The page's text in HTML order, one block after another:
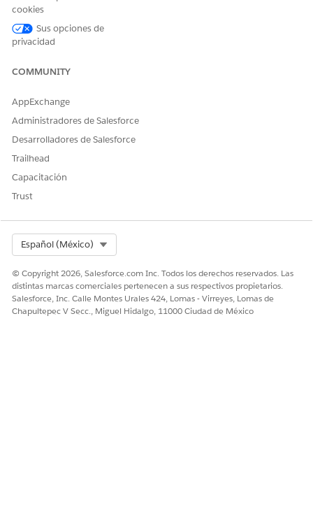
cookies
Sus opciones de
privacidad
COMMUNITY
AppExchange
Administradores de Salesforce
Desarrolladores de Salesforce
Trailhead
Capacitación
Trust
Español (México)
© Copyright 2026, Salesforce.com Inc. Todos los derechos reservados. Las
distintas marcas comerciales pertenecen a sus respectivos propietarios.
Salesforce, Inc. Calle Montes Urales 424, Lomas - Virreyes, Lomas de
Chapultepec V Secc., Miguel Hidalgo, 11000 Ciudad de México